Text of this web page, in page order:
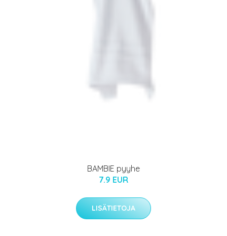
BAMBIE pyyhe
7.9 EUR
LISÄTIETOJA